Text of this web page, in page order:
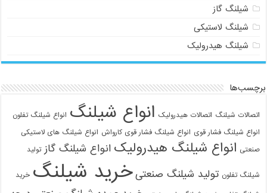
شیلنگ گاز
شیلنگ لاستیکی
شیلنگ هیدرولیک
برچسب‌ها
اتصالات شیلنگ اتصالات هیدرولیک انواع شیلنگ انواع شیلنگ تفلون
انواع شیلنگ فشار قوی انواع شیلنگ فشار قوی کارواش انواع شیلنگ های لاستیکی
صنعتی انواع شیلنگ هیدرولیک انواع شیلنگ گاز تولید
شیلنگ تفلون تولید شیلنگ صنعتی خرید شیلنگ خرید